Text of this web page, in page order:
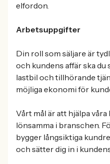
elfordon.
Arbetsuppgifter
Din roll som säljare är
och kundens affär ska
lastbil och tillhörande
möjliga ekonomi för
Vårt mål är att hjälpa
lönsamma i branschen.
bygger långsiktiga
och sätter dig in i